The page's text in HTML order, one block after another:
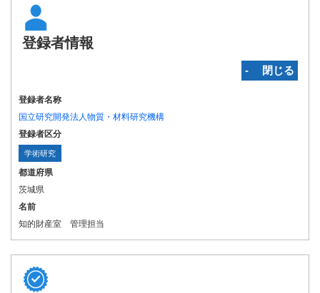
登録者情報
‐ 閉じる
登録者名称
国立研究開発法人物質・材料研究機構
登録者区分
学術研究
都道府県
茨城県
名前
知的財産室 管理担当